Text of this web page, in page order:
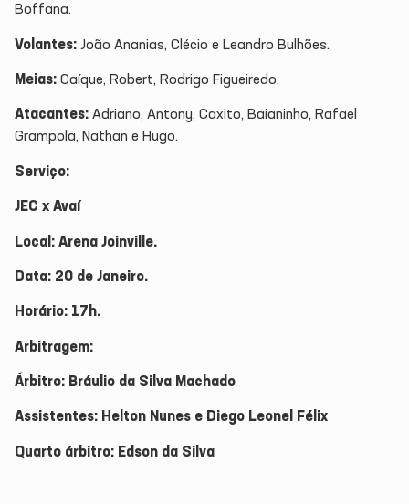
Boffana.
Volantes: João Ananias, Clécio e Leandro Bulhões.
Meias: Caíque, Robert, Rodrigo Figueiredo.
Atacantes: Adriano, Antony, Caxito, Baianinho, Rafael
Grampola, Nathan e Hugo.
Serviço:
JEC x Avaí
Local: Arena Joinville.
Data: 20 de Janeiro.
Horário: 17h.
Arbitragem:
Árbitro: Bráulio da Silva Machado
Assistentes: Helton Nunes e Diego Leonel Félix
Quarto árbitro: Edson da Silva